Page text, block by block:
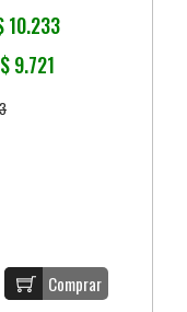
10.233
$ 9.721
Comprar